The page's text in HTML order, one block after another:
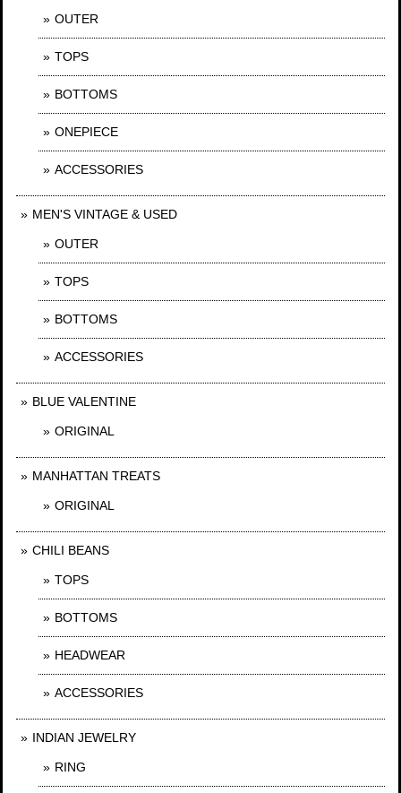
OUTER
TOPS
BOTTOMS
ONEPIECE
ACCESSORIES
MEN'S VINTAGE & USED
OUTER
TOPS
BOTTOMS
ACCESSORIES
BLUE VALENTINE
ORIGINAL
MANHATTAN TREATS
ORIGINAL
CHILI BEANS
TOPS
BOTTOMS
HEADWEAR
ACCESSORIES
INDIAN JEWELRY
RING